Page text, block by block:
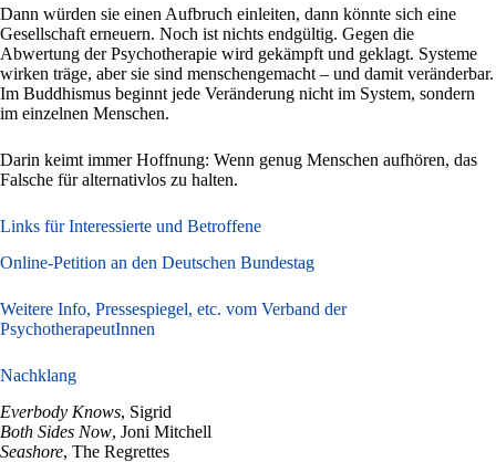
Dann würden sie einen Aufbruch einleiten, dann könnte sich eine
Gesellschaft erneuern. Noch ist nichts endgültig. Gegen die
Abwertung der Psychotherapie wird gekämpft und geklagt. Systeme
wirken träge, aber sie sind menschengemacht – und damit veränderbar.
Im Buddhismus beginnt jede Veränderung nicht im System, sondern
im einzelnen Menschen.
Darin keimt immer Hoffnung: Wenn genug Menschen aufhören, das
Falsche für alternativlos zu halten.
Links für Interessierte und Betroffene
Online-Petition an den Deutschen Bundestag
Weitere Info, Pressespiegel, etc. vom Verband der
PsychotherapeutInnen
Nachklang
Everbody Knows, Sigrid
Both Sides Now, Joni Mitchell
Seashore, The Regrettes